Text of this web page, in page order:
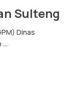
Sulteng
Dinas